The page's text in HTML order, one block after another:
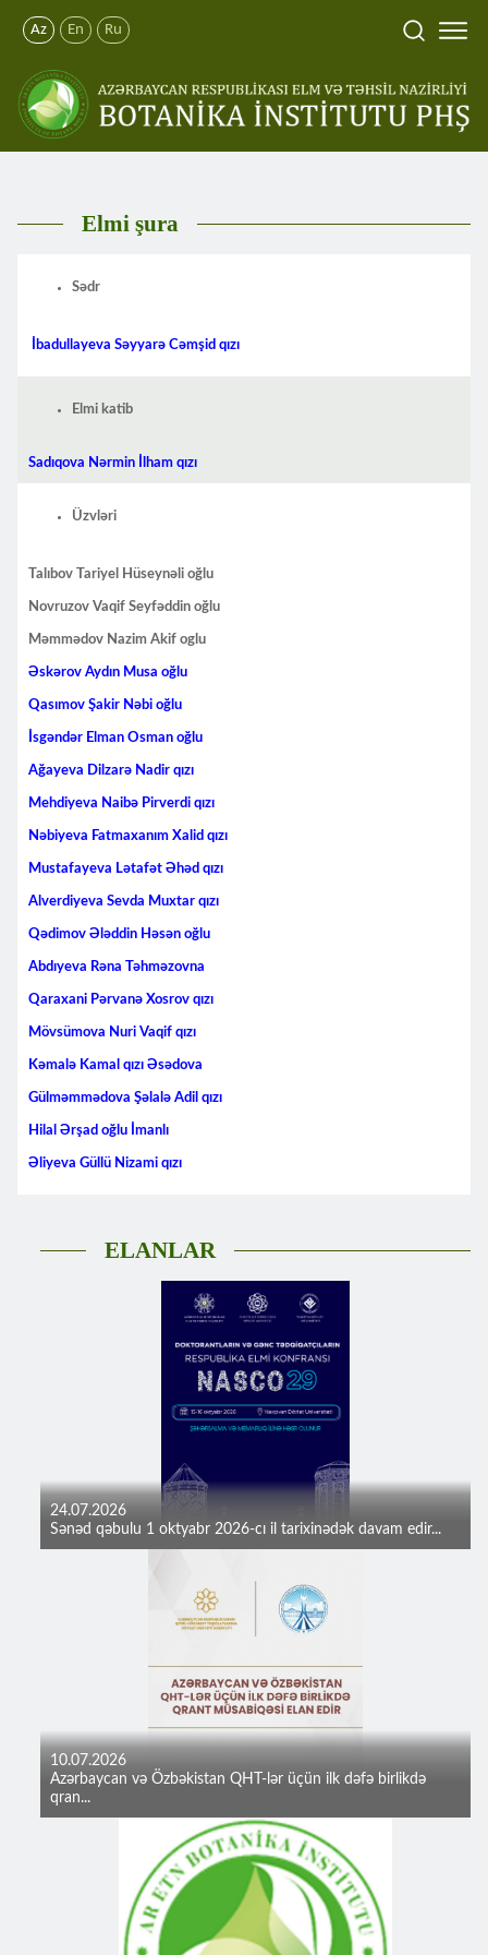
Az En Ru
Elmi şura
Sədr
İbаdullаyеvа Səyyаrə Cəmşid qızı
Elmi katib
Sadıqova Nərmin İlham qızı
Üzvləri
Talıbov Tariyel Hüseynəli oğlu
Novruzov Vaqif Seyfəddin oğlu
Məmmədov Nazim Akif oglu
Əskərov Aydın Musa oğlu
Qasımov Şakir Nəbi oğlu
İsgəndər Elman Osman oğlu
Ağayeva Dilzarə Nadir qızı
Mehdiyeva Naibə Pirverdi qızı
Nəbiyeva Fatmaxanım Xalid qızı
Mustafayeva Lətafət Əhəd qızı
Alverdiyeva Sevda Muxtar qızı
Qədimov Ələddin Həsən oğlu
Abdıyeva Rəna Təhməzovna
Qaraxani Pərvanə Xosrov qızı
Mövsümova Nuri Vaqif qızı
Kəmalə Kamal qızı Əsədova
Gülməmmədova Şəlalə Adil qızı
Hilal Ərşad oğlu İmanlı
Əliyeva Güllü Nizami qızı
ELANLAR
24.07.2026
Sənəd qəbulu 1 oktyabr 2026-cı il tarixinədək davam edir...
10.07.2026
Azərbaycan və Özbəkistan QHT-lər üçün ilk dəfə birlikdə
qran...